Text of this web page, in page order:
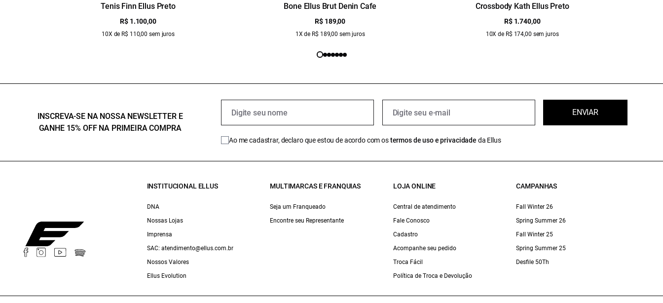
Tenis Finn Ellus Preto
R$ 1.100,00
10X de R$ 110,00 sem juros
Bone Ellus Brut Denin Cafe
R$ 189,00
1X de R$ 189,00 sem juros
Crossbody Kath Ellus Preto
R$ 1.740,00
10X de R$ 174,00 sem juros
INSCREVA-SE NA NOSSA NEWSLETTER E
GANHE 15% OFF NA PRIMEIRA COMPRA
ENVIAR
Ao me cadastrar, declaro que estou de acordo com ostermos de uso e privacidade da Ellus
INSTITUCIONAL ELLUS
DNA
Nossas Lojas
Imprensa
SAC: atendimento@ellus.com.br
Nossos Valores
Ellus Evolution
MULTIMARCAS E FRANQUIAS
Seja um Franqueado
Encontre seu Representante
LOJA ONLINE
Central de atendimento
Fale Conosco
Cadastro
Acompanhe seu pedido
Troca Fácil
Política de Troca e Devolução
CAMPANHAS
Fall Winter 26
Spring Summer 26
Fall Winter 25
Spring Summer 25
Desfile 50Th